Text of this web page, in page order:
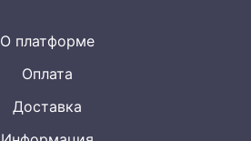
О платформе
Оплата
Доставка